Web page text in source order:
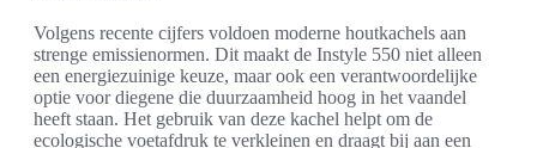
Volgens recente cijfers voldoen moderne houtkachels aan
strenge emissienormen. Dit maakt de Instyle 550 niet alleen
een energiezuinige keuze, maar ook een verantwoordelijke
optie voor diegene die duurzaamheid hoog in het vaandel
heeft staan. Het gebruik van deze kachel helpt om de
ecologische voetafdruk te verkleinen en draagt bij aan een